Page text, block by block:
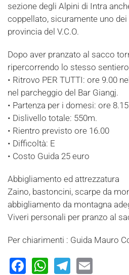
sezione degli Alpini di Intra
coppellato, sicuramente uno
provincia del V.C.O.
Dopo aver pranzato al sacco
ripercorrendo lo stesso
• Ritrovo PER TUTTI: ore 9.00
nel parcheggio del Bar Giangj.
• Partenza per i domesi: ore 8.15
• Dislivello totale: 550m.
• Rientro previsto ore 16.00
• Difficoltà: E
• Costo Guida 25 euro
Abbigliamento ed attrezzatura
Zaino, bastoncini, scarpe da
abbigliamento da montagna
Viveri personali per pranzo al
Per chiarimenti : Guida Mauro
Facebook
WhatsApp
Telegram